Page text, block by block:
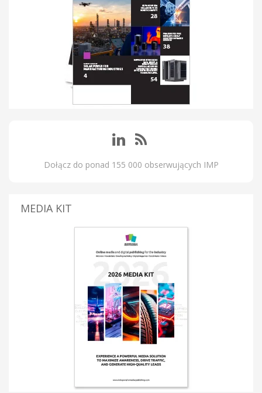
Dołącz do ponad 155 000 obserwujących IMP
MEDIA KIT